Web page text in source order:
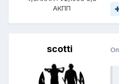
АКПП
scotti